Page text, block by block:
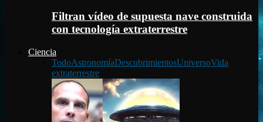
Filtran vídeo de supuesta nave construida
con tecnología extraterrestre
Ciencia
TodoAstronomíaDescubrimientosUniversoVida
extraterrestre